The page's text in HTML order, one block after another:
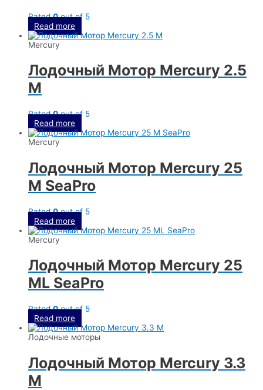
Rated0out of 5
Read more
Mercury
Лодочный Мотор Mercury 2.5
M
Rated0out of 5
Read more
Mercury
Лодочный Мотор Mercury 25
M SeaPro
Rated0out of 5
Read more
Mercury
Лодочный Мотор Mercury 25
ML SeaPro
Rated0out of 5
Read more
Лодочные моторы
Лодочный Мотор Mercury 3.3
M